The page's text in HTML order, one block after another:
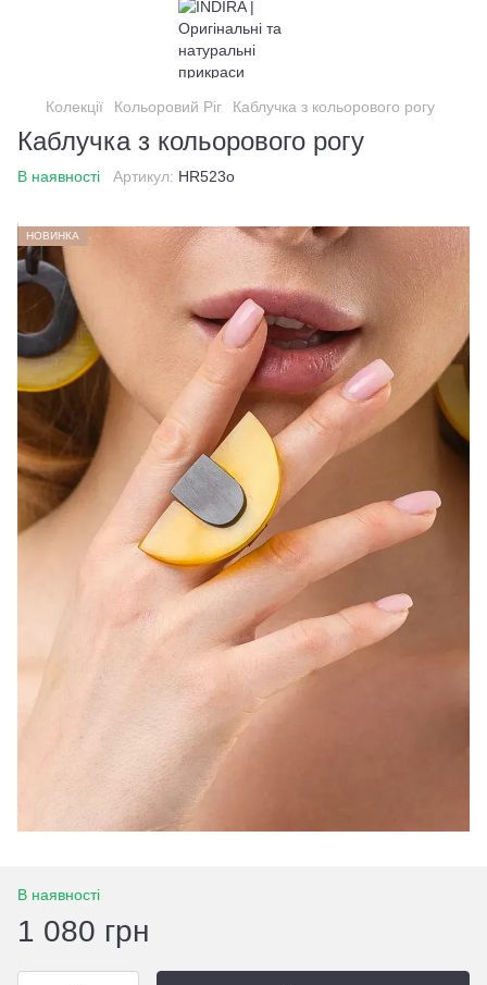
Колекції Кольоровий Ріг Каблучка з кольорового рогу
Каблучка з кольорового рогу
В наявності Артикул: HR523o
НОВИНКА
В наявності
1 080 грн